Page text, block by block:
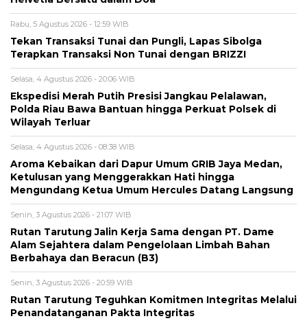
Rabu, 5 Agustus 2026 - 12:59 WIB
Tekan Transaksi Tunai dan Pungli, Lapas Sibolga
Terapkan Transaksi Non Tunai dengan BRIZZI
Selasa, 4 Agustus 2026 - 20:06 WIB
Ekspedisi Merah Putih Presisi Jangkau Pelalawan,
Polda Riau Bawa Bantuan hingga Perkuat Polsek di
Wilayah Terluar
Selasa, 4 Agustus 2026 - 08:38 WIB
Aroma Kebaikan dari Dapur Umum GRIB Jaya Medan,
Ketulusan yang Menggerakkan Hati hingga
Mengundang Ketua Umum Hercules Datang Langsung
Senin, 3 Agustus 2026 - 21:07 WIB
Rutan Tarutung Jalin Kerja Sama dengan PT. Dame
Alam Sejahtera dalam Pengelolaan Limbah Bahan
Berbahaya dan Beracun (B3)
Senin, 3 Agustus 2026 - 20:59 WIB
Rutan Tarutung Teguhkan Komitmen Integritas Melalui
Penandatanganan Pakta Integritas